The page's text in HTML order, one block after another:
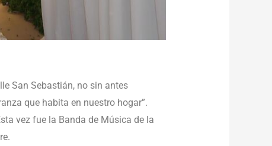
San Sebastián, no sin antes
que habita en nuestro hogar”.
vez fue la Banda de Música de la